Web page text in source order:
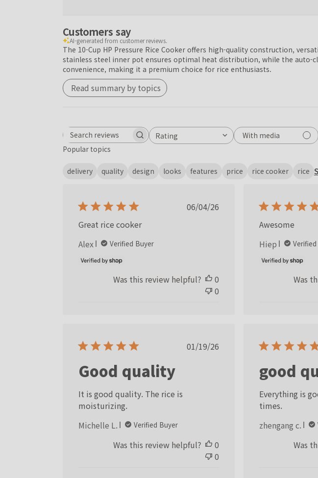
Customers say
AI-generated from customer reviews.
The 10-Cup HP Pressure Rice Cooker offers high-quality construction,
stainless steel inner pot ensures optimal heat distribution, while the auto-
convenience, making it a premium choice for rice enthusiasts.
Read summary by topics
Search reviewsRating
All ratings
With media
Popular topics
delivery quality design looks features price rice cooker rice
Published
06/04/26
Great rice cooker
Alex
Verified Buyer
Was this review helpful?
0
0
Awesome
Hiep
Was
Published
01/19/26
Good quality
It is good quality. The rice is
moisturizing.
Michelle L.
Verified Buyer
Was this review helpful?
0
0
good
Everything is
times.
zhengang c.
Was